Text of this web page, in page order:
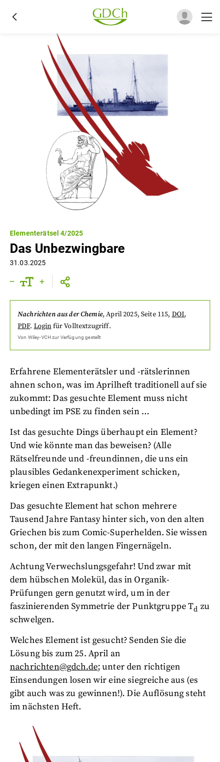
Elementerätsel 4/2025
Das Unbezwingbare
31.03.2025
Nachrichten aus der Chemie,April 2025, Seite 115, DOI,
PDF. Login für Volltextzugriff.
Von Wiley-VCHzur Verfügung gestellt
Erfahrene Elementerätsler und -rätslerinnen
ahnen schon, was im Aprilheft traditionell auf sie
zukommt: Das gesuchte Element muss nicht
unbedingt im PSE zu finden sein …
Ist das gesuchte Dings überhaupt ein Element?
Und wie könnte man das beweisen? (Alle
Rätselfreunde und -freundinnen, die uns ein
plausibles Gedankenexperiment schicken,
kriegen einen Extrapunkt.)
Das gesuchte Element hat schon mehrere
Tausend Jahre Fantasy hinter sich, von den alten
Griechen bis zum Comic-Superhelden. Sie wissen
schon, der mit den langen Fingernägeln.
Achtung Verwechslungsgefahr! Und zwar mit
dem hübschen Molekül, das in Organik-
Prüfungen gern genutzt wird, um in der
faszinierenden Symmetrie der Punktgruppe Td zu
schwelgen.
Welches Element ist gesucht? Senden Sie die
Lösung bis zum 25. April an
nachrichten@gdch.de; unter den richtigen
Einsendungen losen wir eine siegreiche aus (es
gibt auch was zu gewinnen!). Die Auflösung steht
im nächsten Heft.